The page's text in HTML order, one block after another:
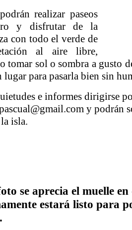
realizar paseos
y disfrutar de la
con todo el verde de
al aire libre,
tomar sol o sombra a gusto
lugar para pasarla bien sin
e informes dirigirse
y podrán
isla.
se aprecia el muelle
estará listo para